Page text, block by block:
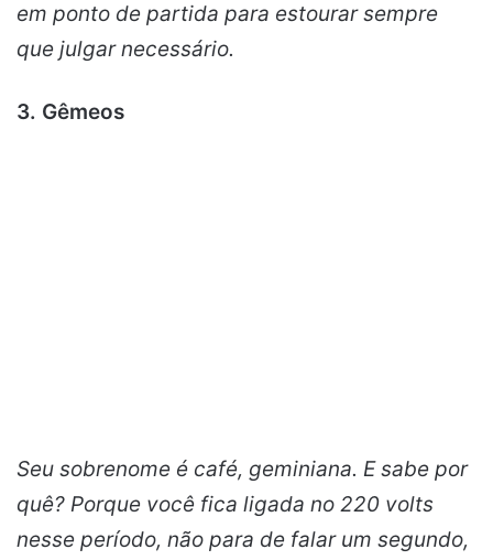
em ponto de partida para estourar sempre
que julgar necessário.
3. Gêmeos
Seu sobrenome é café, geminiana. E sabe por
quê? Porque você fica ligada no 220 volts
nesse período, não para de falar um segundo,